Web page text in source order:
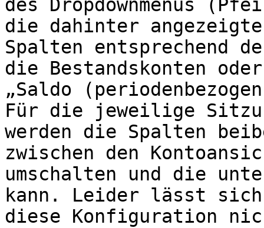
des Dropdownmenüs
die dahinter
Spalten
die Bestandskonten oder
„Saldo
Für die jeweilige
werden die Spalten
zwischen den
umschalten und die
kann. Leider lässt sich
diese Konfiguration